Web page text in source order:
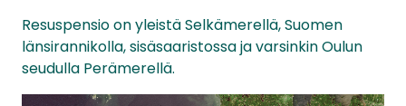
Resuspensio on yleistä Selkämerellä, Suomen
länsirannikolla, sisäsaaristossa ja varsinkin Oulun
seudulla Perämerellä.